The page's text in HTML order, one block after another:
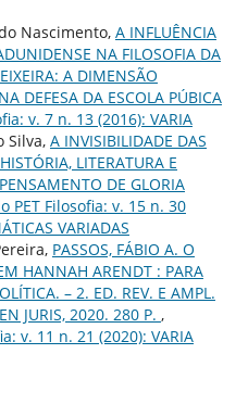
Nascimento, A INFLUÊNCIA
NA FILOSOFIA DA
A DIMENSÃO
DEFESA DA ESCOLA PÚBICA
v. 7 n. 13 (2016): VARIA
Silva, A INVISIBILIDADE DAS
LITERATURA E
DE GLORIA
PET Filosofia: v. 15 n. 30
VARIADAS
PASSOS, FÁBIO A. O
HANNAH ARENDT : PARA
– 2. ED. REV. E AMPL.
JURIS, 2020. 280 P. ,
v. 11 n. 21 (2020): VARIA